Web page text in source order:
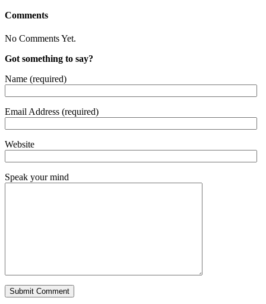
Comments
No Comments Yet.
Got something to say?
Name (required)
Email Address (required)
Website
Speak your mind